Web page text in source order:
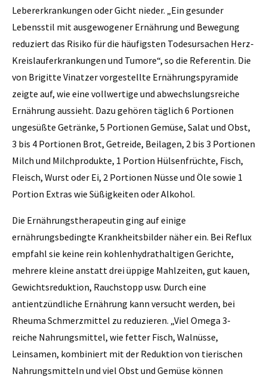
Lebererkrankungen oder Gicht nieder. „Ein gesunder
Lebensstil mit ausgewogener Ernährung und Bewegung
reduziert das Risiko für die häufigsten Todesursachen Herz-
Kreislauferkrankungen und Tumore“, so die Referentin. Die
von Brigitte Vinatzer vorgestellte Ernährungspyramide
zeigte auf, wie eine vollwertige und abwechslungsreiche
Ernährung aussieht. Dazu gehören täglich 6 Portionen
ungesüßte Getränke, 5 Portionen Gemüse, Salat und Obst,
3 bis 4 Portionen Brot, Getreide, Beilagen, 2 bis 3 Portionen
Milch und Milchprodukte, 1 Portion Hülsenfrüchte, Fisch,
Fleisch, Wurst oder Ei, 2 Portionen Nüsse und Öle sowie 1
Portion Extras wie Süßigkeiten oder Alkohol.
Die Ernährungstherapeutin ging auf einige
ernährungsbedingte Krankheitsbilder näher ein. Bei Reflux
empfahl sie keine rein kohlenhydrathaltigen Gerichte,
mehrere kleine anstatt drei üppige Mahlzeiten, gut kauen,
Gewichtsreduktion, Rauchstopp usw. Durch eine
antientzündliche Ernährung kann versucht werden, bei
Rheuma Schmerzmittel zu reduzieren. „Viel Omega 3-
reiche Nahrungsmittel, wie fetter Fisch, Walnüsse,
Leinsamen, kombiniert mit der Reduktion von tierischen
Nahrungsmitteln und viel Obst und Gemüse können